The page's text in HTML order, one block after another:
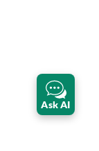
Ask AI